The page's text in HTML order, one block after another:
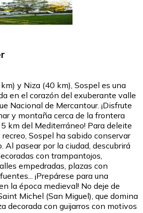
y Niza (40 km), Sospel es una
en el corazón del exuberante valle
Nacional de Mercantour. ¡Disfrute
y montaña cerca de la frontera
km del Mediterráneo! Para deleite
Sospel ha sabido conservar
Al pasear por la ciudad, descubrirá
con trampantojos,
empedradas, plazas con
¡Prepárese para una
la época medieval! No deje de
Michel (San Miguel), que domina
decorada con guijarros con motivos